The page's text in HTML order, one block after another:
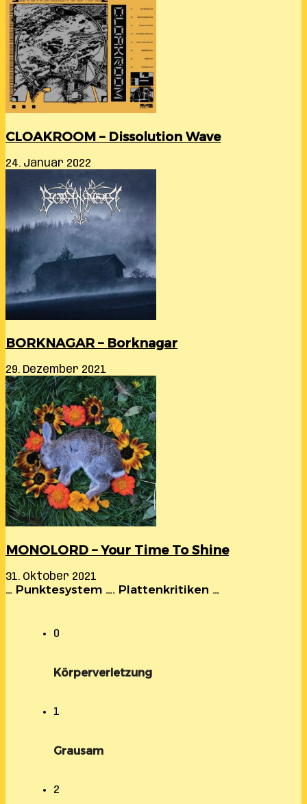
CLOAKROOM – Dissolution Wave
24. Januar 2022
BORKNAGAR – Borknagar
29. Dezember 2021
MONOLORD – Your Time To Shine
31. Oktober 2021
… Punktesystem …. Plattenkritiken …
0
Körperverletzung
1
Grausam
2